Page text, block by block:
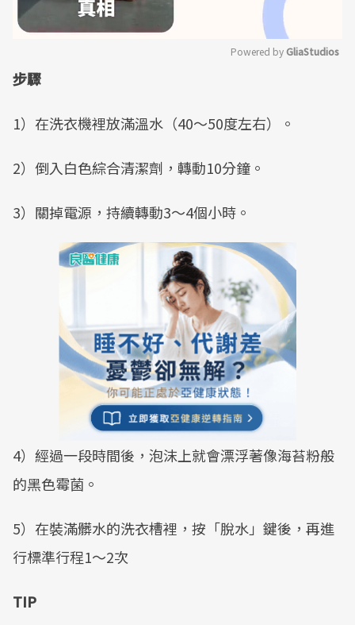
Powered by GliaStudios
步驟
1）在洗衣機裡放滿溫水（40～50度左右）。
2）倒入白色綜合清潔劑，轉動10分鐘。
3）關掉電源，持續轉動3～4個小時。
4）經過一段時間後，泡沫上就會漂浮著像海苔粉般
的黑色霉菌。
5）在裝滿髒水的洗衣槽裡，按「脫水」鍵後，再進
行標準行程1～2次
TIP